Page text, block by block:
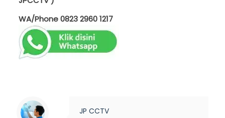
WA/Phone0823 2960 1217
JP CCTV